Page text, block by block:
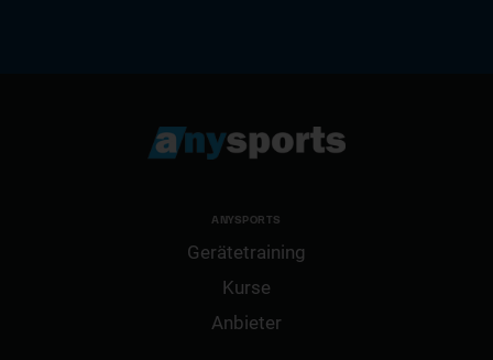
ANYSPORTS
Gerätetraining
Kurse
Anbieter